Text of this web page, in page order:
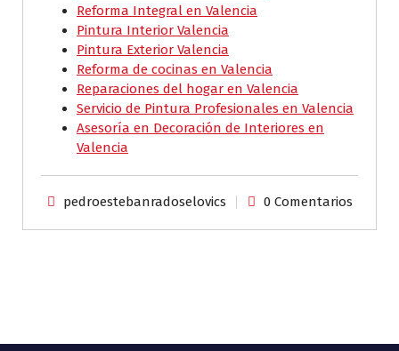
Reforma Integral en Valencia
Pintura Interior Valencia
Pintura Exterior Valencia
Reforma de cocinas en Valencia
Reparaciones del hogar en Valencia
Servicio de Pintura Profesionales en Valencia
Asesoría en Decoración de Interiores en
Valencia
pedroestebanradoselovics 0 Comentarios